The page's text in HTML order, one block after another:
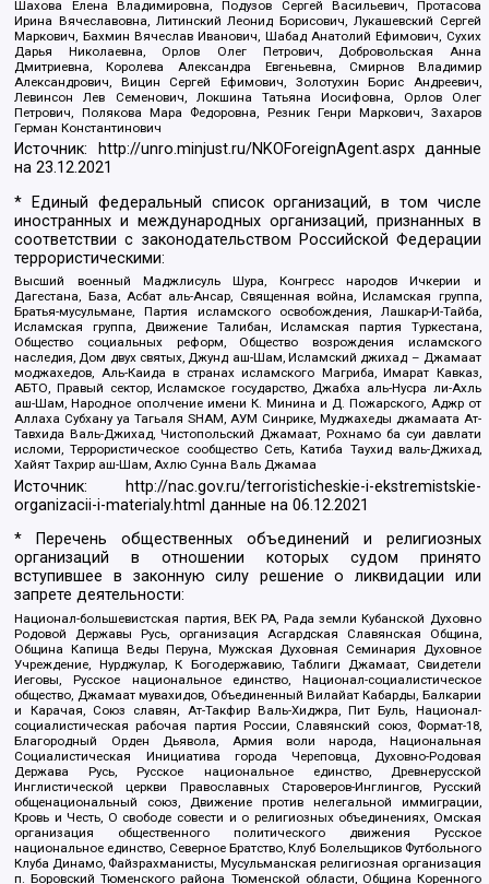
Шахова Елена Владимировна, Подузов Сергей Васильевич, Протасова
Ирина Вячеславовна, Литинский Леонид Борисович, Лукашевский Сергей
Маркович, Бахмин Вячеслав Иванович, Шабад Анатолий Ефимович, Сухих
Дарья Николаевна, Орлов Олег Петрович, Добровольская Анна
Дмитриевна, Королева Александра Евгеньевна, Смирнов Владимир
Александрович, Вицин Сергей Ефимович, Золотухин Борис Андреевич,
Левинсон Лев Семенович, Локшина Татьяна Иосифовна, Орлов Олег
Петрович, Полякова Мара Федоровна, Резник Генри Маркович, Захаров
Герман Константинович
Источник: http://unro.minjust.ru/NKOForeignAgent.aspxданные
на23.12.2021
* Единый федеральный список организаций, в том числе
иностранных и международных организаций, признанных в
соответствии с законодательством Российской Федерации
террористическими:
Высший военный Маджлисуль Шура, Конгресс народов Ичкерии и
Дагестана, База, Асбат аль-Ансар, Священная война, Исламская группа,
Братья-мусульмане, Партия исламского освобождения, Лашкар-И-Тайба,
Исламская группа, Движение Талибан, Исламская партия Туркестана,
Общество социальных реформ, Общество возрождения исламского
наследия, Дом двух святых, Джунд аш-Шам, Исламский джихад – Джамаат
моджахедов, Аль-Каида в странах исламского Магриба, Имарат Кавказ,
АБТО, Правый сектор, Исламское государство, Джабха аль-Нусра ли-Ахль
аш-Шам, Народное ополчение имени К. Минина и Д. Пожарского, Аджр от
Аллаха Субхану уа Тагьаля SHAM, АУМ Синрике, Муджахеды джамаата Ат-
Тавхида Валь-Джихад, Чистопольский Джамаат, Рохнамо ба суи давлати
исломи, Террористическое сообщество Сеть, Катиба Таухид валь-Джихад,
Хайят Тахрир аш-Шам, Ахлю Сунна Валь Джамаа
Источник:
http://nac.gov.ru/terroristicheskie-i-ekstremistskie-
organizacii-i-materialy.html данные на06.12.2021
* Перечень общественных объединений и религиозных
организаций в отношении которых судом принято
вступившее в законную силу решение о ликвидации или
запрете деятельности:
Национал-большевистская партия, ВЕК РА, Рада земли Кубанской Духовно
Родовой Державы Русь, организация Асгардская Славянская Община,
Община Капища Веды Перуна, Мужская Духовная Семинария Духовное
Учреждение, Нурджулар, К Богодержавию, Таблиги Джамаат, Свидетели
Иеговы, Русское национальное единство, Национал-социалистическое
общество, Джамаат мувахидов, Объединенный Вилайат Кабарды, Балкарии
и Карачая, Союз славян, Ат-Такфир Валь-Хиджра, Пит Буль, Национал-
социалистическая рабочая партия России, Славянский союз, Формат-18,
Благородный Орден Дьявола, Армия воли народа, Национальная
Социалистическая Инициатива города Череповца, Духовно-Родовая
Держава Русь, Русское национальное единство, Древнерусской
Инглистической церкви Православных Староверов-Инглингов, Русский
общенациональный союз, Движение против нелегальной иммиграции,
Кровь и Честь, О свободе совести и о религиозных объединениях, Омская
организация общественного политического движения Русское
национальное единство, Северное Братство, Клуб Болельщиков Футбольного
Клуба Динамо, Файзрахманисты, Мусульманская религиозная организация
п. Боровский Тюменского района Тюменской области, Община Коренного